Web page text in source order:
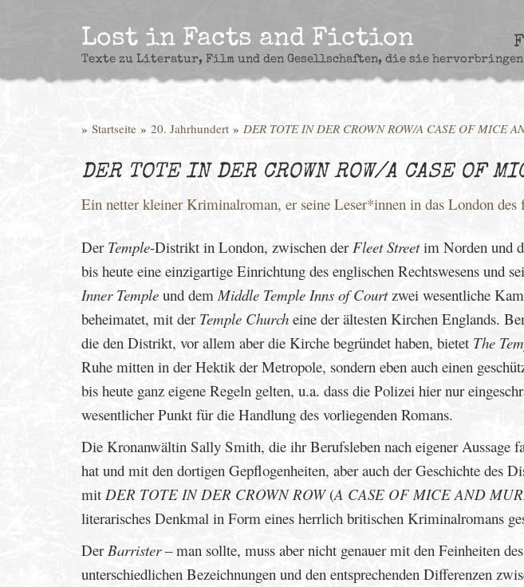
Lost in Facts and Fiction
Texte zu Literatur, Film und den Gesellschaften, die sie hervorbringen
» Startseite » 20. Jahrhundert » DER TOTE IN DER CROWN ROW/A CASE OF MICE
DER TOTE IN DER CROWN ROW/A CASE OF
Ein netter kleiner Kriminalroman, er seine Leser*innen in das London des
Der Temple-Distrikt in London, zwischen derFleet Streetim Norden und
bis heute eine einzigartige Einrichtung des englischen Rechtswesens und
Inner Temple und demMiddle Temple Inns of Courtzwei wesentliche
beheimatet, mit der Temple Church eine der ältesten Kirchen Englands.
die den Distrikt, vor allem aber die Kirche begründet haben, bietet The
Ruhe mitten in der Hektik der Metropole, sondern eben auch einen
bis heute ganz eigene Regeln gelten, u.a. dass die Polizei hier nur
wesentlicher Punkt für die Handlung des vorliegenden Romans.
Die Kronanwältin Sally Smith, die ihr Berufsleben nach eigener Aussage
hat und mit den dortigen Gepflogenheiten, aber auch der Geschichte des
mit DER TOTE IN DER CROWN ROW(A CASE OF MICE AND
literarisches Denkmal in Form eines herrlich britischen Kriminalromans
DerBarrister– man sollte, muss aber nicht genauer mit den Feinheiten
unterschiedlichen Bezeichnungen und den entsprechenden Differenzen